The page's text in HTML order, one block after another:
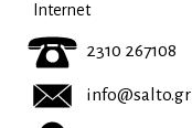
Internet
2310 267108
info@salto.gr